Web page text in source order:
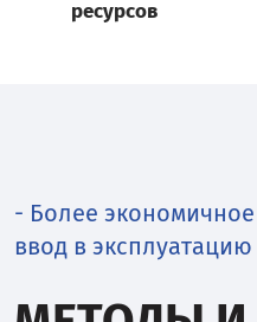
ресурсов
- Более
ввод в эксплуатацию